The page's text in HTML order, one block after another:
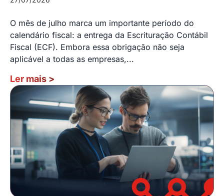
O mês de julho marca um importante período do
calendário fiscal: a entrega da Escrituração Contábil
Fiscal (ECF). Embora essa obrigação não seja
aplicável a todas as empresas,...
Ler mais >